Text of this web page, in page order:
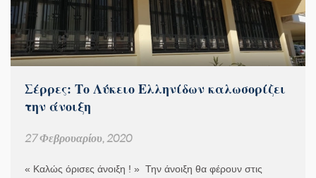
Σέρρες: Το Λύκειο Ελληνίδων καλωσορίζει
την άνοιξη
27 Φεβρουαρίου, 2020
« Καλώς όρισες άνοιξη ! » Την άνοιξη θα φέρουν στις